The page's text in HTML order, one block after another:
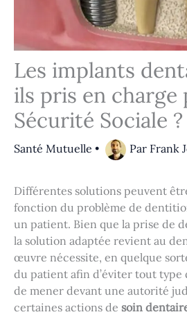
Les implants
ils pris en charge
Sécurité Sociale ?
Santé Mutuelle • Par Frank
Différentes solutions peuvent
fonction du problème de
un patient. Bien que la prise de
la solution adaptée revient au
œuvre nécessite, en quelque
du patient afin d’éviter tout
de mener devant une autorité
certaines actions de soin